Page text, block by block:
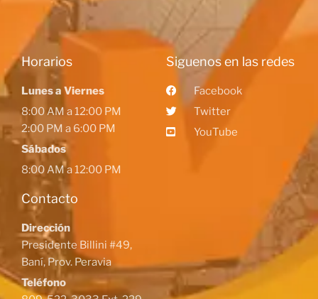
Horarios
Lunes a Viernes
8:00 AM a 12:00 PM
2:00 PM a 6:00 PM
Sábados
8:00 AM a 12:00 PM
Contacto
Dirección
Presidente Billini #49,
Baní, Prov. Peravia
Teléfono
Siguenos en las redes
Facebook
Twitter
YouTube